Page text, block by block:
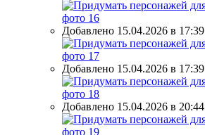
Добавлено 15.04.2026 в 17:39
Добавлено 15.04.2026 в 17:39
Добавлено 15.04.2026 в 20:44